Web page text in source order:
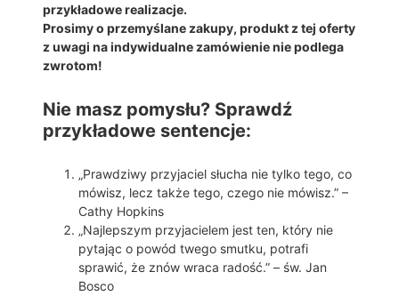
przykładowe realizacje.
Prosimy o przemyślane zakupy, produkt z tej oferty
z uwagi na indywidualne zamówienie nie podlega
zwrotom!
Nie masz pomysłu? Sprawdź
przykładowe sentencje:
„Prawdziwy przyjaciel słucha nie tylko tego, co
mówisz, lecz także tego, czego nie mówisz.” –
Cathy Hopkins
„Najlepszym przyjacielem jest ten, który nie
pytając o powód twego smutku, potrafi
sprawić, że znów wraca radość.” – św. Jan
Bosco